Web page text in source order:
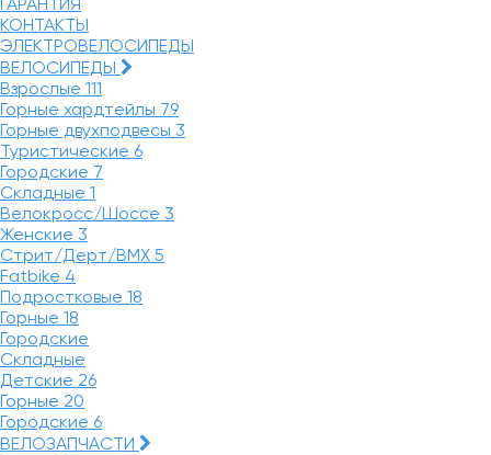
ГАРАНТИЯ
КОНТАКТЫ
ЭЛЕКТРОВЕЛОСИПЕДЫ
ВЕЛОСИПЕДЫ
Взрослые 111
Горные хардтейлы 79
Горные двухподвесы 3
Туристические 6
Городские 7
Складные 1
Велокросс/Шоссе 3
Женские 3
Стрит/Дерт/BMX 5
Fatbike 4
Подростковые 18
Горные 18
Городские
Складные
Детские 26
Горные 20
Городские 6
ВЕЛОЗАПЧАСТИ